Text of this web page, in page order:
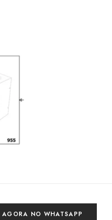
NO WHATSAPP